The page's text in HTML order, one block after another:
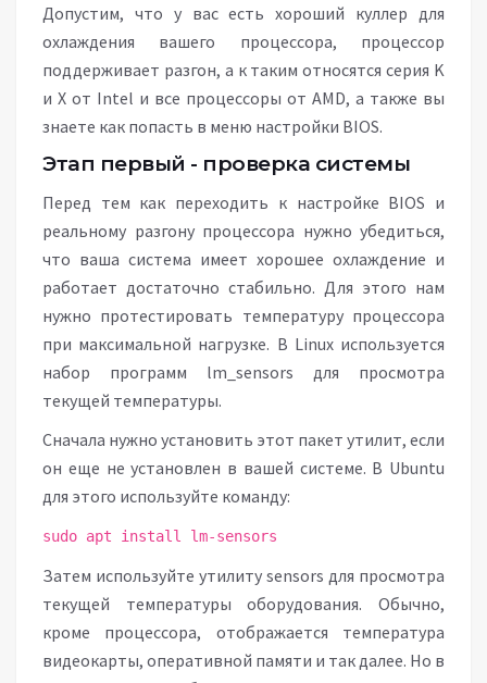
Допустим, что у вас есть хороший куллер для
охлаждения вашего процессора, процессор
поддерживает разгон, а к таким относятся серия K
и X от Intel и все процессоры от AMD, а также вы
знаете как попасть в меню настройки BIOS.
Этап первый - проверка системы
Перед тем как переходить к настройке BIOS и
реальному разгону процессора нужно убедиться,
что ваша система имеет хорошее охлаждение и
работает достаточно стабильно. Для этого нам
нужно протестировать температуру процессора
при максимальной нагрузке. В Linux используется
набор программ lm_sensors для просмотра
текущей температуры.
Сначала нужно установить этот пакет утилит, если
он еще не установлен в вашей системе. В Ubuntu
для этого используйте команду:
sudo apt install lm-sensors
Затем используйте утилиту sensors для просмотра
текущей температуры оборудования. Обычно,
кроме процессора, отображается температура
видеокарты, оперативной памяти и так далее. Но в